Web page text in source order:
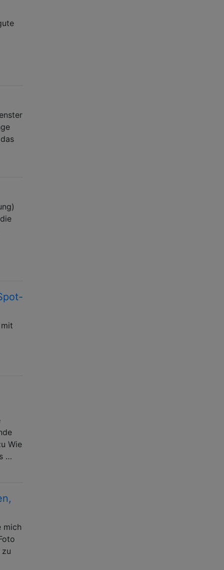
Wie
…
mich